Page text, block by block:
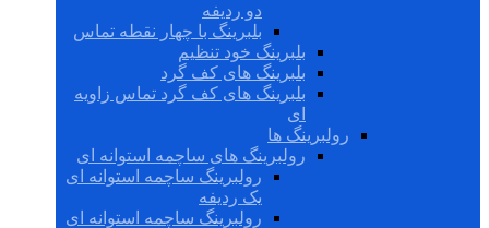
دو ردیفه
بلبرینگ با چهار نقطه تماس
بلبرینگ خود تنظیم
بلبرینگ های کف گرد
بلبرینگ های کف گرد تماس زاویه
ای
رولبرینگ ها
رولبرینگ های ساچمه استوانه ای
رولبرینگ ساچمه استوانه ای
یک ردیفه
رولبرینگ ساچمه استوانه ای